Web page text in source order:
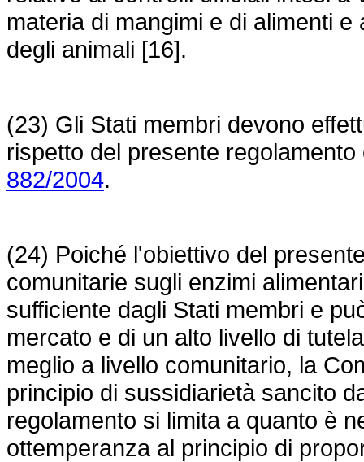
materia di mangimi e di alimenti
degli animali [16].
(23) Gli Stati membri devono
rispetto del presente
882/2004.
(24) Poiché l'obiettivo del
comunitarie sugli enzimi
sufficiente dagli Stati membri e
mercato e di un alto livello di
meglio a livello comunitario, la
principio di sussidiarietà sancito
regolamento si limita a quanto è
ottemperanza al principio di